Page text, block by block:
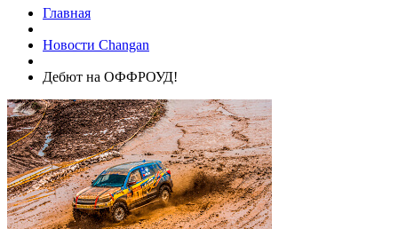
Главная
Новости Changan
Дебют на ОФФРОУД!